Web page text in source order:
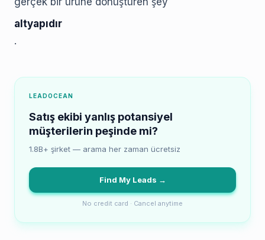
altyapıdır
.
LEADOCEAN
Satış ekibi yanlış potansiyel
müşterilerin peşinde mi?
1.8B+ şirket — arama her zaman ücretsiz
Find My Leads →
No credit card · Cancel anytime